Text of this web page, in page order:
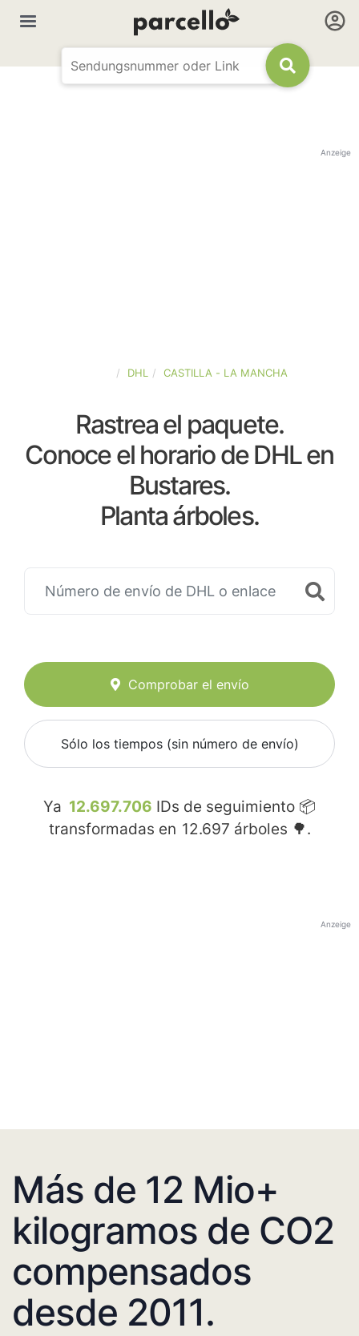
Anzeige
DHL CASTILLA - LA MANCHA
Rastrea el paquete.
Conoce el horario de DHL en
Bustares.
Planta árboles.
Comprobar el envío
Sólo los tiempos (sin número de envío)
Ya 12.697.706 IDs de seguimiento 📦
transformadas en 12.697 árboles 🌳.
Anzeige
Más de 12 Mio+
kilogramos de CO2
compensados
desde 2011.